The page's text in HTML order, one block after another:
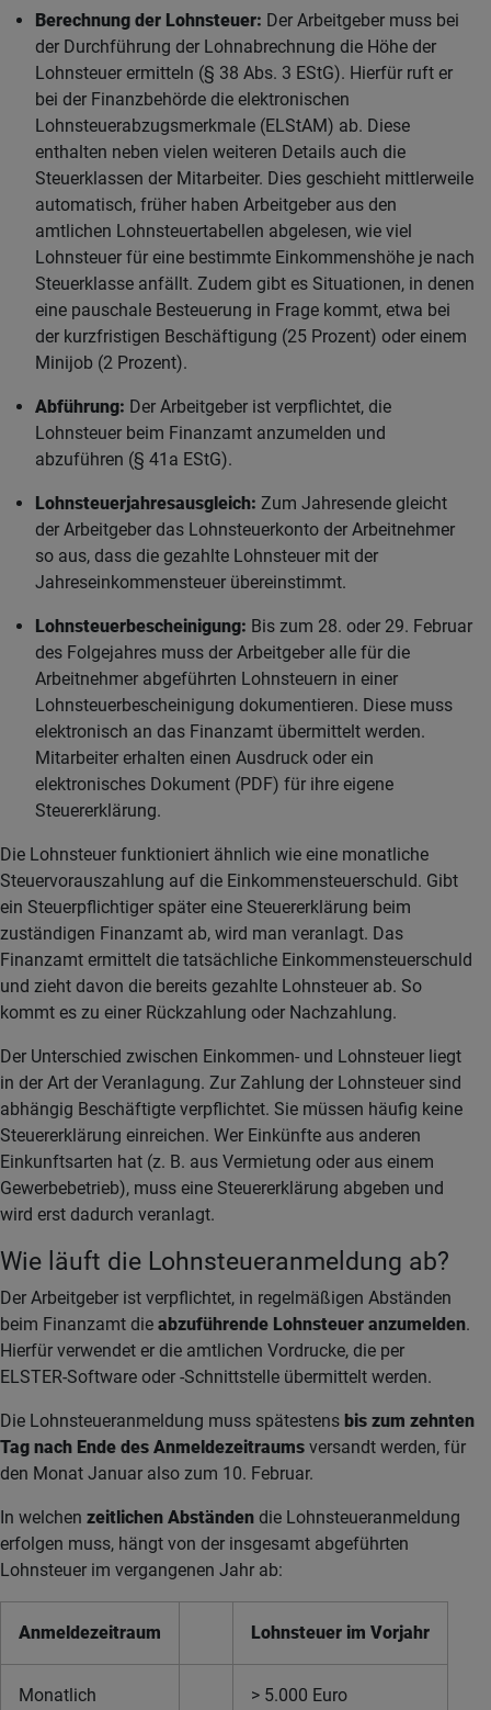
Berechnung der Lohnsteuer: Der Arbeitgeber muss bei
der Durchführung der Lohnabrechnung die Höhe der
Lohnsteuer ermitteln (§ 38 Abs. 3 EStG). Hierfür ruft er
bei der Finanzbehörde die elektronischen
Lohnsteuerabzugsmerkmale (ELStAM) ab. Diese
enthalten neben vielen weiteren Details auch die
Steuerklassen der Mitarbeiter. Dies geschieht mittlerweile
automatisch, früher haben Arbeitgeber aus den
amtlichen Lohnsteuertabellen abgelesen, wie viel
Lohnsteuer für eine bestimmte Einkommenshöhe je nach
Steuerklasse anfällt. Zudem gibt es Situationen, in denen
eine pauschale Besteuerung in Frage kommt, etwa bei
der kurzfristigen Beschäftigung (25 Prozent) oder einem
Minijob (2 Prozent).
Abführung: Der Arbeitgeber ist verpflichtet, die
Lohnsteuer beim Finanzamt anzumelden und
abzuführen (§ 41a EStG).
Lohnsteuerjahresausgleich: Zum Jahresende gleicht
der Arbeitgeber das Lohnsteuerkonto der Arbeitnehmer
so aus, dass die gezahlte Lohnsteuer mit der
Jahreseinkommensteuer übereinstimmt.
Lohnsteuerbescheinigung: Bis zum 28. oder 29. Februar
des Folgejahres muss der Arbeitgeber alle für die
Arbeitnehmer abgeführten Lohnsteuern in einer
Lohnsteuerbescheinigung dokumentieren. Diese muss
elektronisch an das Finanzamt übermittelt werden.
Mitarbeiter erhalten einen Ausdruck oder ein
elektronisches Dokument (PDF) für ihre eigene
Steuererklärung.
Die Lohnsteuer funktioniert ähnlich wie eine monatliche
Steuervorauszahlung auf die Einkommensteuerschuld. Gibt
ein Steuerpflichtiger später eine Steuererklärung beim
zuständigen Finanzamt ab, wird man veranlagt. Das
Finanzamt ermittelt die tatsächliche Einkommensteuerschuld
und zieht davon die bereits gezahlte Lohnsteuer ab. So
kommt es zu einer Rückzahlung oder Nachzahlung.
Der Unterschied zwischen Einkommen- und Lohnsteuer liegt
in der Art der Veranlagung. Zur Zahlung der Lohnsteuer sind
abhängig Beschäftigte verpflichtet. Sie müssen häufig keine
Steuererklärung einreichen. Wer Einkünfte aus anderen
Einkunftsarten hat (z. B. aus Vermietung oder aus einem
Gewerbebetrieb), muss eine Steuererklärung abgeben und
wird erst dadurch veranlagt.
Wie läuft die Lohnsteueranmeldung ab?
Der Arbeitgeber ist verpflichtet, in regelmäßigen Abständen
beim Finanzamt die abzuführende Lohnsteuer anzumelden.
Hierfür verwendet er die amtlichen Vordrucke, die per
ELSTER-Software oder -Schnittstelle übermittelt werden.
Die Lohnsteueranmeldung muss spätestens bis zum zehnten
Tag nach Ende des Anmeldezeitraums versandt werden, für
den Monat Januar also zum 10. Februar.
In welchen zeitlichen Abständen die Lohnsteueranmeldung
erfolgen muss, hängt von der insgesamt abgeführten
Lohnsteuer im vergangenen Jahr ab:
Anmeldezeitraum Lohnsteuer im Vorjahr
Monatlich > 5.000 Euro